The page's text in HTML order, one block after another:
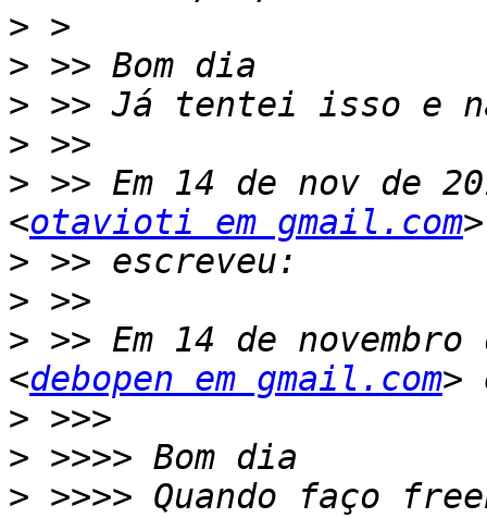
>
>
>
>
> >> Em 14 de nov de
<otavioti em gmail.com
>
>
> >> Em 14 de
<debopen em gmail.com
>
>
> >>>> Quando faço